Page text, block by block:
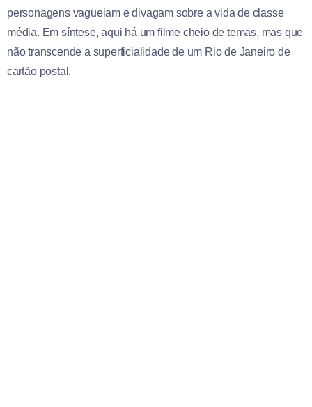
personagens vagueiam e divagam sobre a vida de classe
média. Em síntese, aqui há um filme cheio de temas, mas que
não transcende a superficialidade de um Rio de Janeiro de
cartão postal.